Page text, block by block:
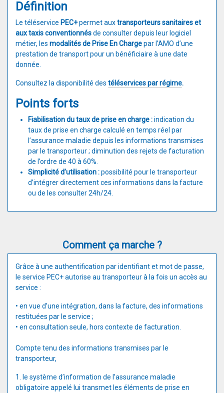
Définition
Le téléservice PEC+permet auxtransporteurs sanitaires et
aux taxis conventionnésde consulter depuis leur logiciel
métier, les modalités de Prise En Chargepar l’AMO d’une
prestation de transport pour un bénéficiaire à une date
donnée.
​Consultez la disponibilité des téléservices par régime.
Points forts
Fiabilisation du taux de prise en charge :indication du
taux de prise en charge calculé en temps réel par
l’assurance maladie depuis les informations transmises
par le transporteur ; diminution des rejets de facturation
de l’ordre de 40 à 60%.
Simplicité d’utilisation :possibilité pour le transporteur
d’intégrer directement ces informations dans la facture
ou de les consulter 24h/24.
Comment ça marche ?
Grâce à une authentification par identifiant et mot de passe,
le service PEC+ autorise au transporteur à la fois un accès au
service :
• en vue d’une intégration, dans la facture, des informations
restituées par le service ;
• en consultation seule, hors contexte de facturation.
Compte tenu des informations transmises par le
transporteur,
1. le système d’information de l’assurance maladie
obligatoire appelé lui transmet les éléments de prise en